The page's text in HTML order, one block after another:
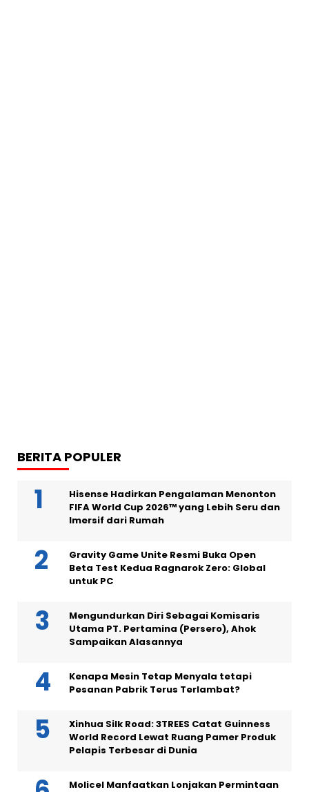
BERITA POPULER
Hisense Hadirkan Pengalaman Menonton
FIFA World Cup 2026™ yang Lebih Seru dan
Imersif dari Rumah
Gravity Game Unite Resmi Buka Open
Beta Test Kedua Ragnarok Zero: Global
untuk PC
Mengundurkan Diri Sebagai Komisaris
Utama PT. Pertamina (Persero), Ahok
Sampaikan Alasannya
Kenapa Mesin Tetap Menyala tetapi
Pesanan Pabrik Terus Terlambat?
Xinhua Silk Road: 3TREES Catat Guinness
World Record Lewat Ruang Pamer Produk
Pelapis Terbesar di Dunia
Molicel Manfaatkan Lonjakan Permintaan